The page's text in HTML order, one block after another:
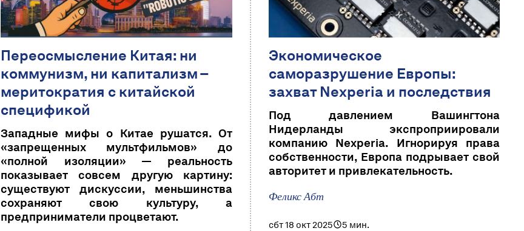
Переосмысление Китая: ни
коммунизм, ни капитализм –
меритократия с китайской
спецификой
Западные мифы о Китае рушатся. От
«запрещенных мультфильмов» до
«полной изоляции» — реальность
показывает совсем другую картину:
существуют дискуссии, меньшинства
сохраняют свою культуру, а
предприниматели процветают.
Экономическое
саморазрушение Европы:
захват Nexperia и последствия
Под давлением Вашингтона
Нидерланды экспроприировали
компанию Nexperia. Игнорируя права
собственности, Европа подрывает свой
авторитет и привлекательность.
Феликс Абт
сбт 18 окт 2025 5 мин.